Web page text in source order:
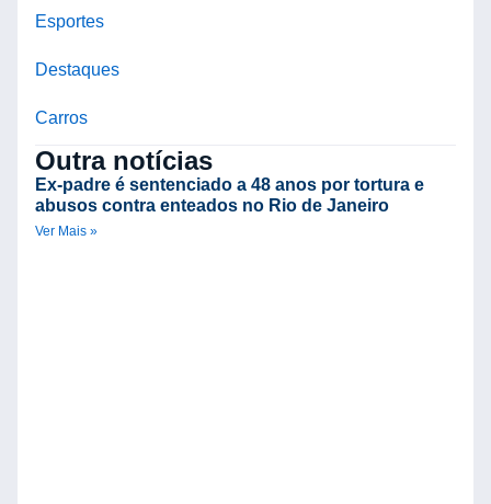
Esportes
Destaques
Carros
Outra notícias
Ex-padre é sentenciado a 48 anos por tortura e
abusos contra enteados no Rio de Janeiro
Ver Mais »